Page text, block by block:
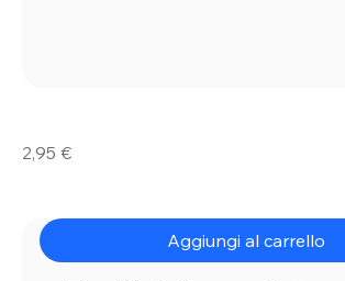
Jelly
Prezzo
2,95 €
Aggiungi al carrello